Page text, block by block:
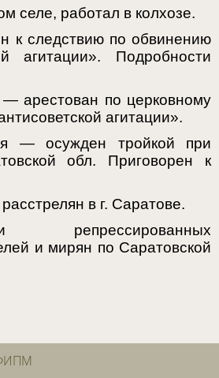
селе, работал в колхозе.
к следствию по обвинению
агитации». Подробности
— арестован по церковному
агитации».
— осужден тройкой при
обл. Приговорен к
в г. Саратове.
и мирян по Саратовской